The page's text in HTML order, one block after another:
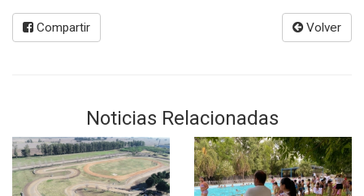
Compartir Volver
Noticias Relacionadas